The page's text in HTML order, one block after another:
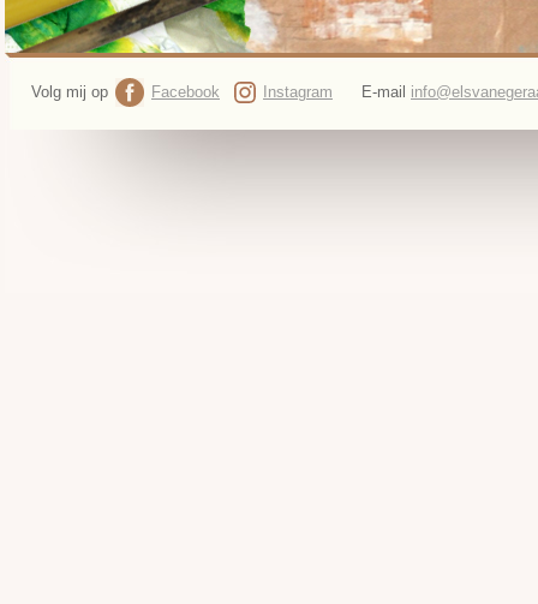
Volg mij op Facebook Instagram E-mail